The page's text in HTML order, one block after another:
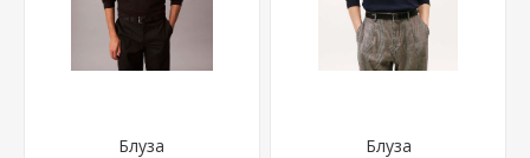
Блуза Блуза